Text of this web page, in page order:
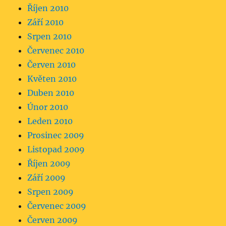
Říjen 2010
Září 2010
Srpen 2010
Červenec 2010
Červen 2010
Květen 2010
Duben 2010
Únor 2010
Leden 2010
Prosinec 2009
Listopad 2009
Říjen 2009
Září 2009
Srpen 2009
Červenec 2009
Červen 2009